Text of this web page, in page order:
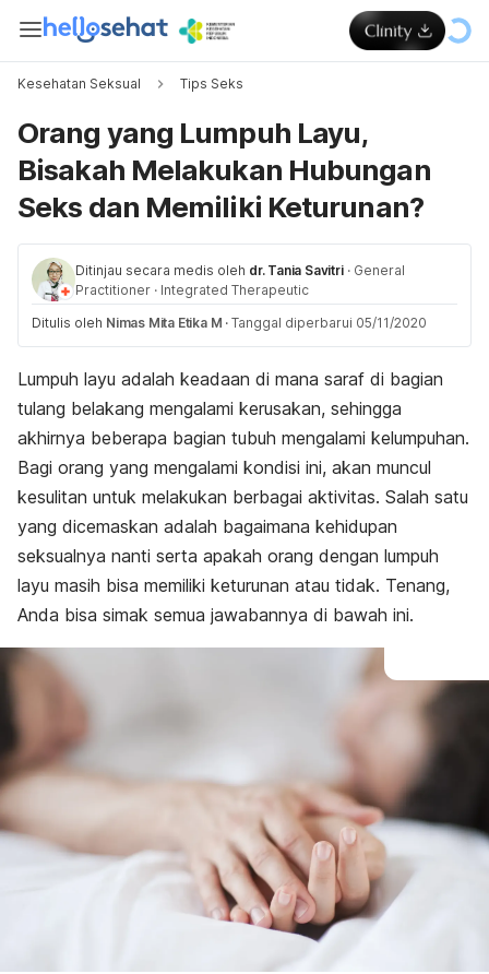
Kesehatan Seksual Tips Seks
Orang yang Lumpuh Layu,
Bisakah Melakukan Hubungan
Seks dan Memiliki Keturunan?
Ditinjau secara medis oleh dr. Tania Savitri · General
Practitioner · Integrated Therapeutic
Ditulis oleh Nimas Mita Etika M · Tanggal diperbarui 05/11/2020
Lumpuh layu adalah keadaan di mana saraf di bagian
tulang belakang mengalami kerusakan, sehingga
akhirnya beberapa bagian tubuh mengalami kelumpuhan.
Bagi orang yang mengalami kondisi ini, akan muncul
kesulitan untuk melakukan berbagai aktivitas. Salah satu
yang dicemaskan adalah bagaimana kehidupan
seksualnya nanti serta apakah orang dengan lumpuh
layu masih bisa memiliki keturunan atau tidak. Tenang,
Anda bisa simak semua jawabannya di bawah ini.